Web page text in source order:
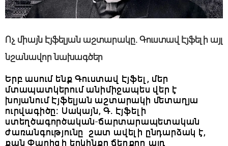
Ոչ միայն Էյֆելյան աշտարակը․ Գուստավ Էյֆելի այլ
նշանավոր նախագծեր
Երբ ասում ենք Գուստավ Էյֆել, մեր
մտապատկերում անիմիջապես վեր է
խոյանում Էյֆելյան աշտարակի մետաղյա
ուրվագիծը։ Սակայն, Գ․ Էյֆելի
ստեղծագործական-ճարտարապետական
ժառանգությունը շատ ավելի ընդարձակ է,
քան Փարիզի երկինքը ճեղքող այդ